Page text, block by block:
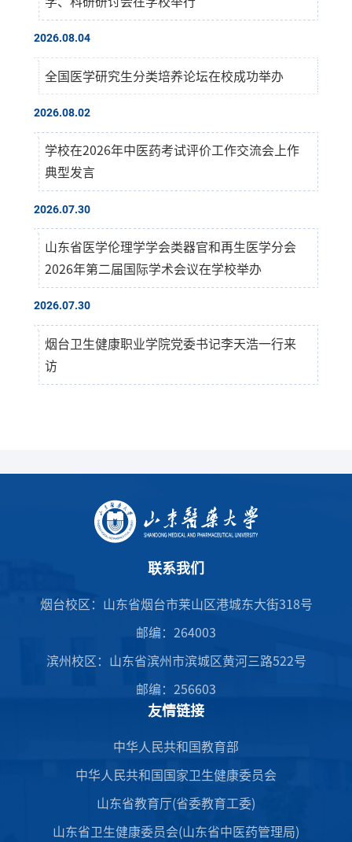
2026.08.04
全国医学研究生分类培养论坛在校成功举办
2026.08.02
学校在2026年中医药考试评价工作交流会上作
典型发言
2026.07.30
山东省医学伦理学学会类器官和再生医学分会
2026年第二届国际学术会议在学校举办
2026.07.30
烟台卫生健康职业学院党委书记李天浩一行来
访
联系我们
烟台校区：山东省烟台市莱山区港城东大街318号
邮编：264003
滨州校区：山东省滨州市滨城区黄河三路522号
邮编：256603
友情链接
中华人民共和国教育部
中华人民共和国国家卫生健康委员会
山东省教育厅(省委教育工委)
山东省卫生健康委员会(山东省中医药管理局)